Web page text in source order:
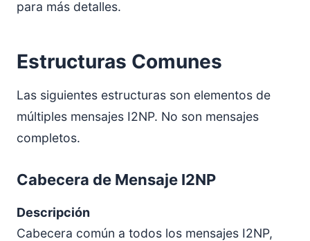
para más detalles.
Estructuras Comunes
Las siguientes estructuras son elementos de
múltiples mensajes I2NP. No son mensajes
completos.
Cabecera de Mensaje I2NP
Descripción
Cabecera común a todos los mensajes I2NP,